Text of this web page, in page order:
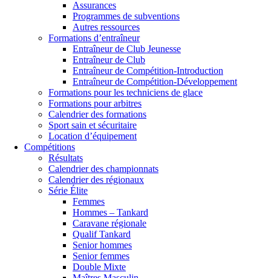
Assurances
Programmes de subventions
Autres ressources
Formations d’entraîneur
Entraîneur de Club Jeunesse
Entraîneur de Club
Entraîneur de Compétition-Introduction
Entraîneur de Compétition-Développement
Formations pour les techniciens de glace
Formations pour arbitres
Calendrier des formations
Sport sain et sécuritaire
Location d’équipement
Compétitions
Résultats
Calendrier des championnats
Calendrier des régionaux
Série Élite
Femmes
Hommes – Tankard
Caravane régionale
Qualif Tankard
Senior hommes
Senior femmes
Double Mixte